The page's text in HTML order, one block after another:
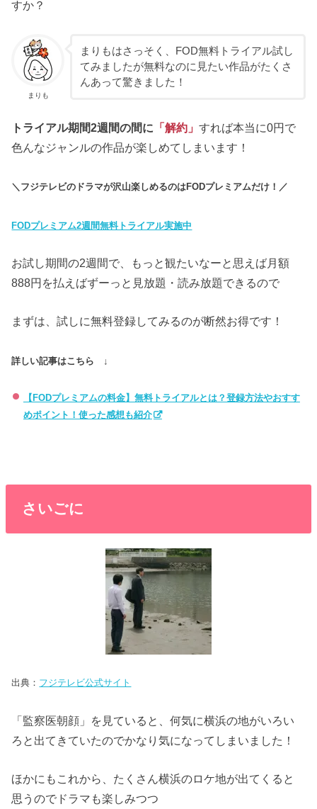
すか？
まりも
まりもはさっそく、FOD無料トライアル試し
てみましたが無料なのに見たい作品がたくさ
んあって驚きました！
トライアル期間2週間の間に 「解約」すれば本当に0円で
色んなジャンルの作品が楽しめてしまいます！
＼フジテレビのドラマが沢山楽しめるのはFODプレミアムだけ！／
FODプレミアム2週間無料トライアル実施中
お試し期間の2週間で、もっと観たいなーと思えば月額
888円を払えばずーっと見放題・読み放題できるので
まずは、試しに無料登録してみるのが断然お得です！
詳しい記事はこちら ↓
【FODプレミアムの料金】無料トライアルとは？登録方法やおすす
めポイント！使った感想も紹介
さいごに
出典： フジテレビ公式サイト
「監察医朝顔」を見ていると、何気に横浜の地がいろい
ろと出てきていたのでかなり気になってしまいました！
ほかにもこれから、たくさん横浜のロケ地が出てくると
思うのでドラマも楽しみつつ